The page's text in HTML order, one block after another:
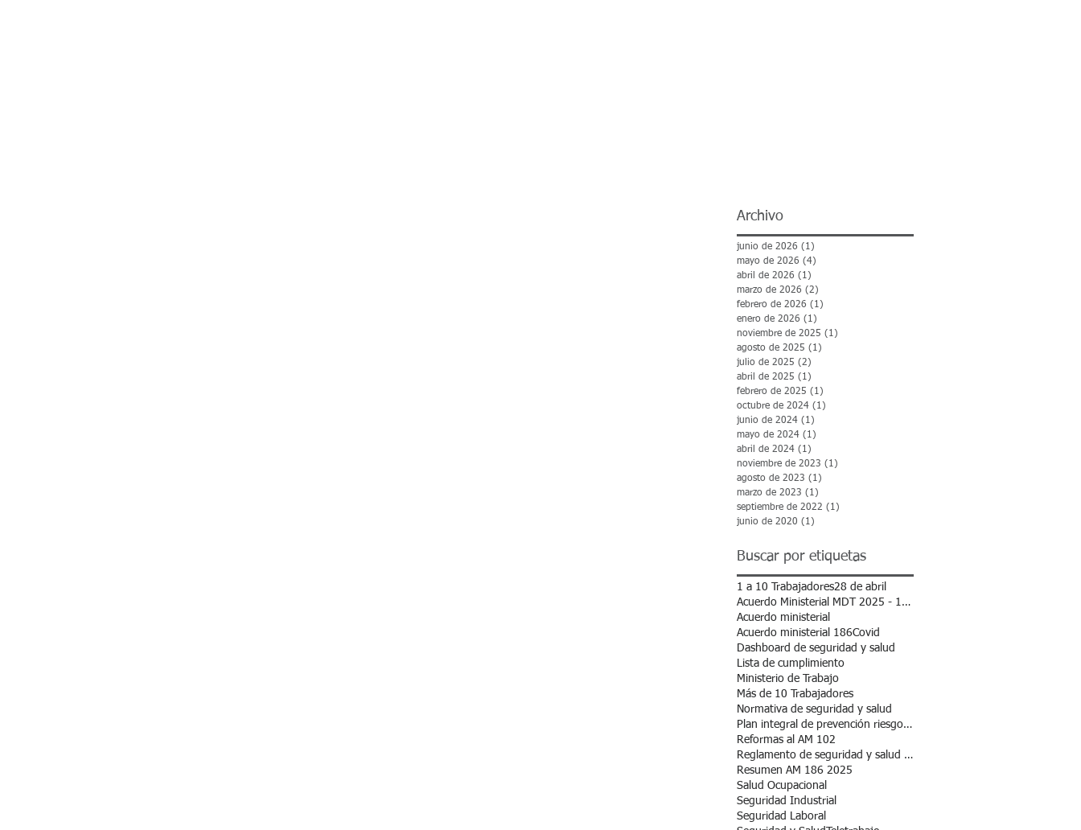
Archivo
junio de 2026 (1)
mayo de 2026 (4)
abril de 2026 (1)
marzo de 2026 (2)
febrero de 2026 (1)
enero de 2026 (1)
noviembre de 2025 (1)
agosto de 2025 (1)
julio de 2025 (2)
abril de 2025 (1)
febrero de 2025 (1)
octubre de 2024 (1)
junio de 2024 (1)
mayo de 2024 (1)
abril de 2024 (1)
noviembre de 2023 (1)
agosto de 2023 (1)
marzo de 2023 (1)
septiembre de 2022 (1)
junio de 2020 (1)
Buscar por etiquetas
1 a 10 Trabajadores28 de abril
Acuerdo Ministerial MDT 2025 - 102
Acuerdo ministerial
Acuerdo ministerial 186Covid
Dashboard de seguridad y salud
Lista de cumplimiento
Ministerio de Trabajo
Más de 10 Trabajadores
Normativa de seguridad y salud
Plan integral de prevención riesgos laborales.
Reformas al AM 102
Reglamento de seguridad y salud en el trabajo
Resumen AM 186 2025
Salud Ocupacional
Seguridad Industrial
Seguridad Laboral